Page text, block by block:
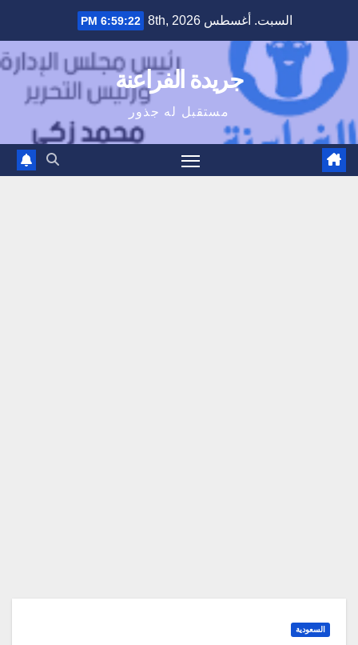
content
السبت. أغسطس 8th, 2026 6:59:23 PM
جريدة الفراعنة
مستقبل له جذور
السعودية